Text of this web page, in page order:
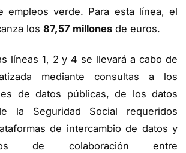
empleos verde. Para esta línea, el
los 87,57 millones de euros.
líneas 1, 2 y 4 se llevará a cabo de
mediante consultas a los
de datos públicas, de los datos
la Seguridad Social requeridos
de intercambio de datos y
de colaboración entre